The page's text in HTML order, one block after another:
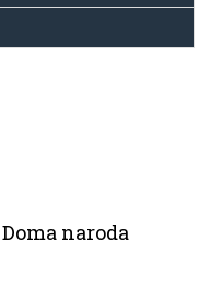
naroda